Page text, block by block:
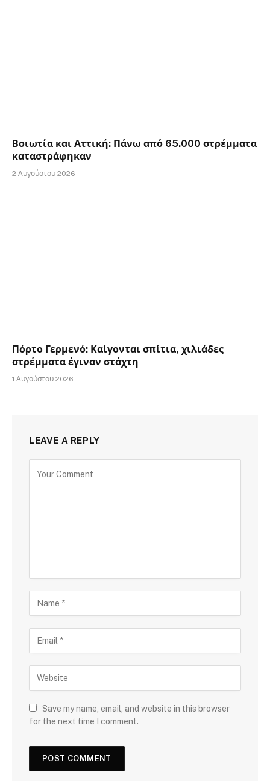
Βοιωτία και Αττική: Πάνω από 65.000 στρέμματα
καταστράφηκαν
2 Αυγούστου 2026
Πόρτο Γερμενό: Καίγονται σπίτια, χιλιάδες
στρέμματα έγιναν στάχτη
1 Αυγούστου 2026
LEAVE A REPLY
Save my name, email, and website in this browser
for the next time I comment.